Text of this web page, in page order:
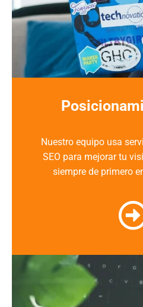
Nuestro equipousa
SEO para mejorar tu
siempre de primero